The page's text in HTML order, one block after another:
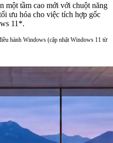
một tầm cao mới với chuột năng
ưu hóa cho việc tích hợp gốc
11*.
hành Windows (cập nhật Windows 11 từ